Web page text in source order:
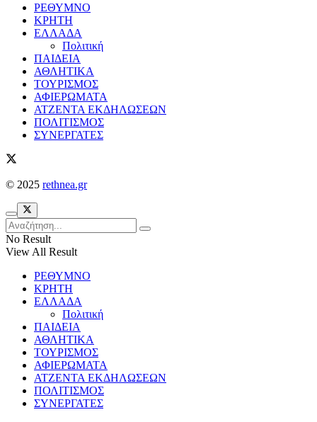
ΡΕΘΥΜΝΟ
ΚΡΗΤΗ
ΕΛΛΑΔΑ
Πολιτική
ΠΑΙΔΕΙΑ
ΑΘΛΗΤΙΚΑ
ΤΟΥΡΙΣΜΟΣ
ΑΦΙΕΡΩΜΑΤΑ
ΑΤΖΕΝΤΑ ΕΚΔΗΛΩΣΕΩΝ
ΠΟΛΙΤΙΣΜΟΣ
ΣΥΝΕΡΓΑΤΕΣ
© 2025 rethnea.gr
No Result
View All Result
ΡΕΘΥΜΝΟ
ΚΡΗΤΗ
ΕΛΛΑΔΑ
Πολιτική
ΠΑΙΔΕΙΑ
ΑΘΛΗΤΙΚΑ
ΤΟΥΡΙΣΜΟΣ
ΑΦΙΕΡΩΜΑΤΑ
ΑΤΖΕΝΤΑ ΕΚΔΗΛΩΣΕΩΝ
ΠΟΛΙΤΙΣΜΟΣ
ΣΥΝΕΡΓΑΤΕΣ